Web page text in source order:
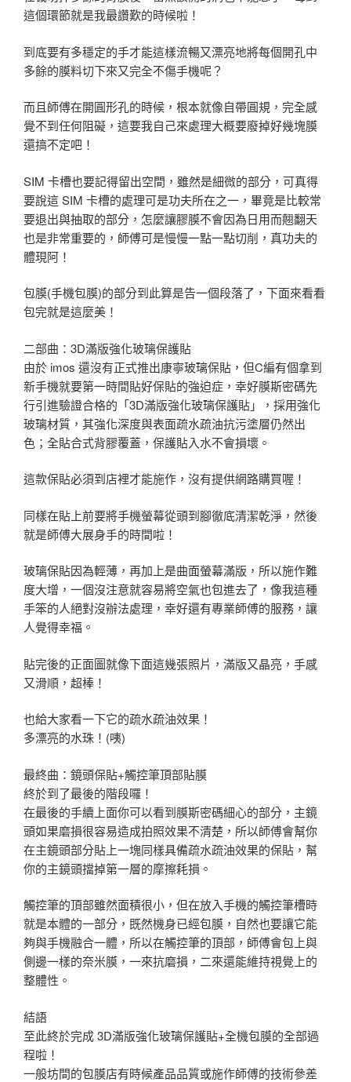
這個環節就是我最讚歎的時候啦！
到底要有多穩定的手才能這樣流暢又漂亮地將每個開孔中
多餘的膜料切下來又完全不傷手機呢？
而且師傅在開圓形孔的時候，根本就像自帶圓規，完全感
覺不到任何阻礙，這要我自己來處理大概要廢掉好幾塊膜
還搞不定吧！
SIM 卡槽也要記得留出空間，雖然是細微的部分，可真得
要說這 SIM 卡槽的處理可是功夫所在之一，畢竟是比較常
要退出與抽取的部分，怎麼讓膠膜不會因為日用而翹翻天
也是非常重要的，師傅可是慢慢一點一點切削，真功夫的
體現阿！
包膜(手機包膜)的部分到此算是告一個段落了，下面來看看
包完就是這麼美！
二部曲：3D滿版強化玻璃保護貼
由於 imos 還沒有正式推出康寧玻璃保貼，但C編有個拿到
新手機就要第一時間貼好保貼的強迫症，幸好膜斯密碼先
行引進驗證合格的「3D滿版強化玻璃保護貼」，採用強化
玻璃材質，其強化深度與表面疏水疏油抗污塗層仍然出
色；全貼合式背膠覆蓋，保護貼入水不會損壞。
這款保貼必須到店裡才能施作，沒有提供網路購買喔！
同樣在貼上前要將手機螢幕從頭到腳徹底清潔乾淨，然後
就是師傅大展身手的時間啦！
玻璃保貼因為輕薄，再加上是曲面螢幕滿版，所以施作難
度大增，一個沒注意就容易將空氣也包進去了，像我這種
手笨的人絕對沒辦法處理，幸好還有專業師傅的服務，讓
人覺得幸福。
貼完後的正面圖就像下面這幾張照片，滿版又晶亮，手感
又滑順，超棒！
也給大家看一下它的疏水疏油效果！
多漂亮的水珠！(咦)
最終曲：鏡頭保貼+觸控筆頂部貼膜
終於到了最後的階段囉！
在最後的手續上面你可以看到膜斯密碼細心的部分，主鏡
頭如果磨損很容易造成拍照效果不清楚，所以師傅會幫你
在主鏡頭部分貼上一塊同樣具備疏水疏油效果的保貼，幫
你的主鏡頭擋掉第一層的摩擦耗損。
觸控筆的頂部雖然面積很小，但在放入手機的觸控筆槽時
就是本體的一部分，既然機身已經包膜，自然也要讓它能
夠與手機融合一體，所以在觸控筆的頂部，師傅會包上與
側邊一樣的奈米膜，一來抗磨損，二來還能維持視覺上的
整體性。
結語
至此終於完成 3D滿版強化玻璃保護貼+全機包膜的全部過
程啦！
一般坊間的包膜店有時候產品品質或施作師傅的技術參差